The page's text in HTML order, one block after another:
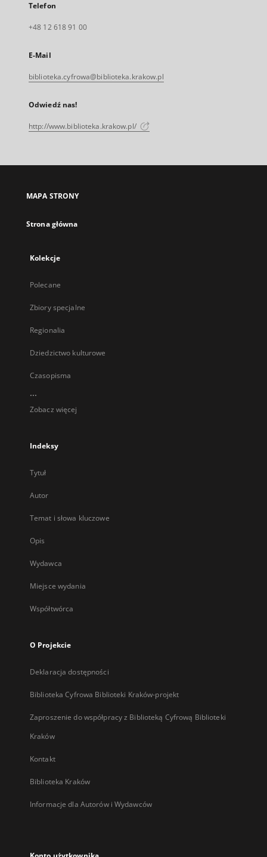
Telefon
+48 12 618 91 00
E-Mail
biblioteka.cyfrowa@biblioteka.krakow.pl
Odwiedź nas!
http://www.biblioteka.krakow.pl/
MAPA STRONY
Strona główna
Kolekcje
Polecane
Zbiory specjalne
Regionalia
Dziedzictwo kulturowe
Czasopisma
...
Zobacz więcej
Indeksy
Tytuł
Autor
Temat i słowa kluczowe
Opis
Wydawca
Miejsce wydania
Współtwórca
O Projekcie
Deklaracja dostępności
Biblioteka Cyfrowa Biblioteki Kraków-projekt
Zaproszenie do współpracy z Biblioteką Cyfrową Biblioteki
Kraków
Kontakt
Biblioteka Kraków
Informacje dla Autorów i Wydawców